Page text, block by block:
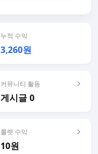
누적 수익
3,260원
커뮤니티 활동
게시글 0
룰렛 수익
10원